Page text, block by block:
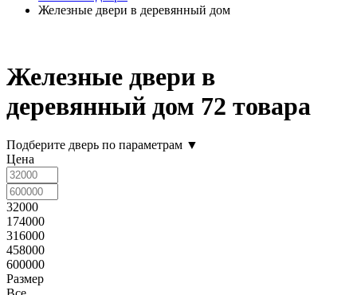
Железные двери в деревянный дом
Железные двери в
деревянный дом 72 товара
Подберите дверь по параметрам ▼
Цена
32000
174000
316000
458000
600000
Размер